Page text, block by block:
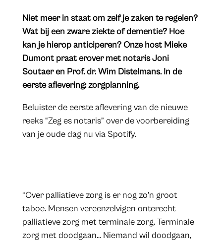
Niet meer in staat om zelf je zaken te regelen?
Wat bij een zware ziekte of dementie? Hoe
kan je hierop anticiperen? Onze host Mieke
Dumont praat erover met notaris Joni
Soutaer en Prof. dr. Wim Distelmans. In de
eerste aflevering: zorgplanning.
Beluister de eerste aflevering van de nieuwe
reeks “Zeg es notaris” over de voorbereiding
van je oude dag nu via Spotify.
“Over palliatieve zorg is er nog zo’n groot
taboe. Mensen vereenzelvigen onterecht
palliatieve zorg met terminale zorg. Terminale
zorg met doodgaan… Niemand wil doodgaan,